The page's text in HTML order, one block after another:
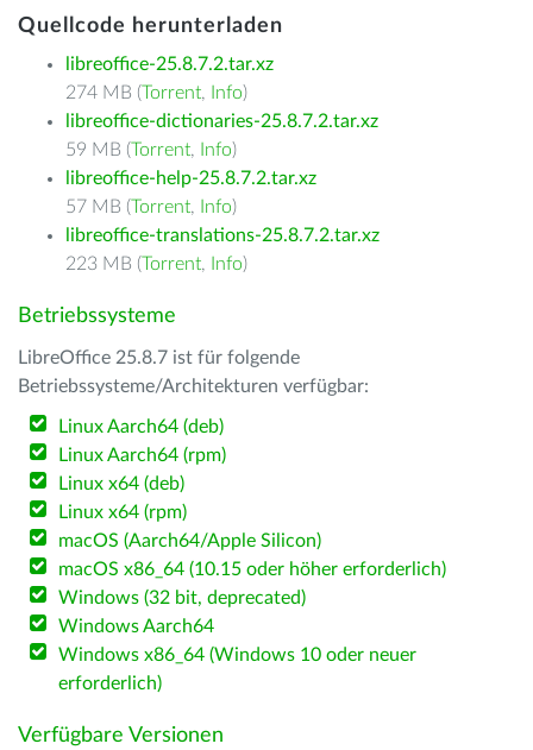
Quellcode herunterladen
libreoffice-25.8.7.2.tar.xz
274 MB (Torrent, Info)
libreoffice-dictionaries-25.8.7.2.tar.xz
59 MB (Torrent, Info)
libreoffice-help-25.8.7.2.tar.xz
57 MB (Torrent, Info)
libreoffice-translations-25.8.7.2.tar.xz
223 MB (Torrent, Info)
Betriebssysteme
LibreOffice 25.8.7 ist für folgende
Betriebssysteme/Architekturen verfügbar:
Linux Aarch64 (deb)
Linux Aarch64 (rpm)
Linux x64 (deb)
Linux x64 (rpm)
macOS (Aarch64/Apple Silicon)
macOS x86_64 (10.15 oder höher erforderlich)
Windows (32 bit, deprecated)
Windows Aarch64
Windows x86_64 (Windows 10 oder neuer
erforderlich)
Verfügbare Versionen